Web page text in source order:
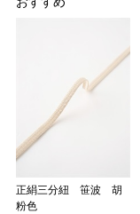
正絹三分紐 笹波 胡
粉色